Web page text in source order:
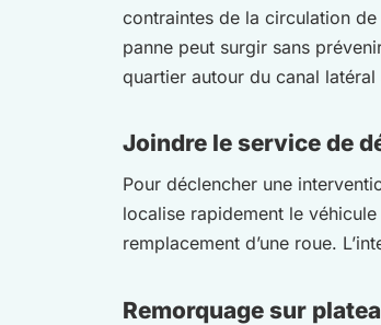
contraintes de la circulation
panne peut surgir sans
quartier autour du canal
Joindre le service de
Pour déclencher une
localise rapidement le
remplacement d’une roue.
Remorquage sur